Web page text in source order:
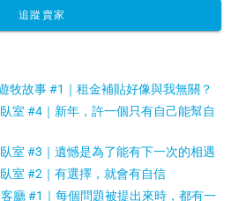
追蹤賣家
牧故事 #1｜租金補貼好像與我無關？
室 #4｜新年，許一個只有自己能幫自
室 #3｜遺憾是為了能有下一次的相遇
室 #2｜有選擇，就會有自信
廳 #1｜每個問題被提出來時，都有一